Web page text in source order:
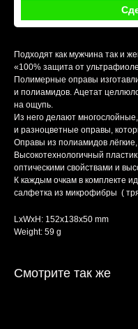
Подходят как мужчина так и
«100% защита от
Полимерные оправы
и полиамидов. Ацетат
на ощупь.
Из него делают
и разноцветные оправы,
Оправы из полиамидов
Высокотехнологичный
оптическими свойствами и
К каждым очкам в комплекте
салфетка из микрофибры (
LxWxH: 152x138x50 mm
Weight: 59 g
Смотрите так же